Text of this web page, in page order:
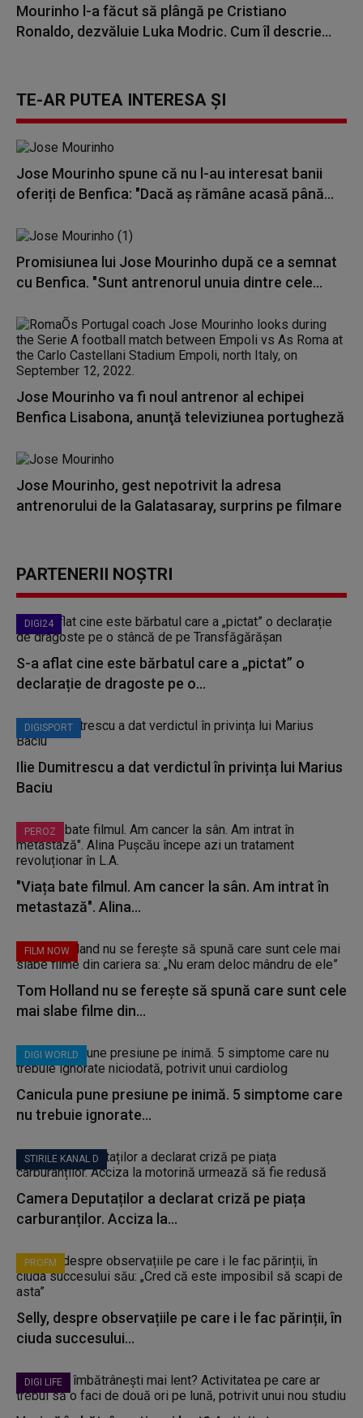
Mourinho l-a făcut să plângă pe Cristiano
Ronaldo, dezvăluie Luka Modric. Cum îl descrie...
TE-AR PUTEA INTERESA ȘI
Jose Mourinho spune că nu l-au interesat banii
oferiți de Benfica: "Dacă aş rămâne acasă până...
Promisiunea lui Jose Mourinho după ce a semnat
cu Benfica. "Sunt antrenorul unuia dintre cele...
Jose Mourinho va fi noul antrenor al echipei
Benfica Lisabona, anunţă televiziunea portugheză
Jose Mourinho, gest nepotrivit la adresa
antrenorului de la Galatasaray, surprins pe filmare
PARTENERII NOȘTRI
DIGI24
S-a aflat cine este bărbatul care a „pictat” o
declarație de dragoste pe o...
DIGISPORT
Ilie Dumitrescu a dat verdictul în privința lui Marius
Baciu
PEROZ
"Viața bate filmul. Am cancer la sân. Am intrat în
metastază". Alina...
FILM NOW
Tom Holland nu se ferește să spună care sunt cele
mai slabe filme din...
DIGI WORLD
Canicula pune presiune pe inimă. 5 simptome care
nu trebuie ignorate...
STIRILE KANAL D
Camera Deputaților a declarat criză pe piața
carburanților. Acciza la...
PROFM
Selly, despre observațiile pe care i le fac părinții, în
ciuda succesului...
DIGI LIFE